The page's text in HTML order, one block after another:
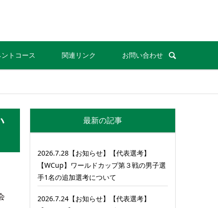
トコース 関連リンク お問い合わせ
最新の記事
2026.7.28【お知らせ】【代表選考】
【WCup】ワールドカップ第３戦の男子選
手1名の追加選考について
2026.7.24【お知らせ】【代表選考】